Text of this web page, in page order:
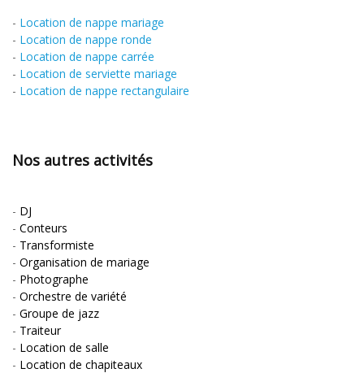
- Location de nappe mariage
- Location de nappe ronde
- Location de nappe carrée
- Location de serviette mariage
- Location de nappe rectangulaire
Nos autres activités
- DJ
- Conteurs
- Transformiste
- Organisation de mariage
- Photographe
- Orchestre de variété
- Groupe de jazz
- Traiteur
- Location de salle
- Location de chapiteaux